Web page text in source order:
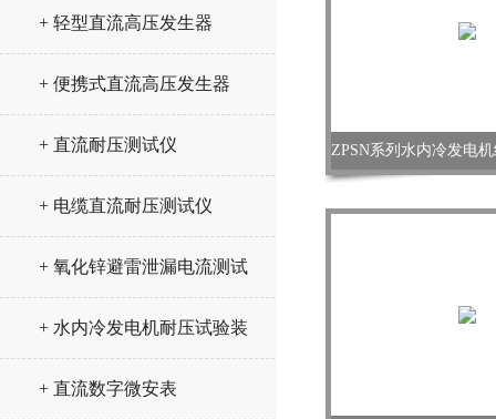
+ 轻型直流高压发生器
+ 便携式直流高压发生器
+ 直流耐压测试仪
+ 电缆直流耐压测试仪
+ 氧化锌避雷泄漏电流测试
仪
+ 水内冷发电机耐压试验装
置
+ 直流数字微安表
ZPSN系列水内冷发电